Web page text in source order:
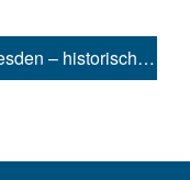
QUARTERBACK: Richtfest in Dresden – historisches Ostravorwerk wird zu zukunftsweisendem Stadtquartier